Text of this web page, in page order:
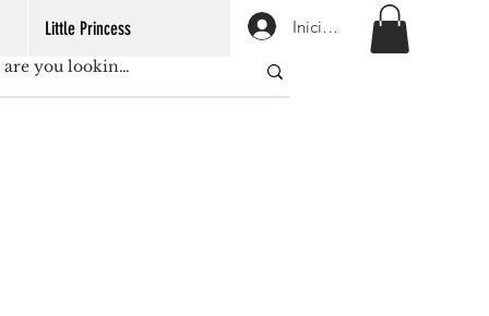
Little Princess Iniciar sesión